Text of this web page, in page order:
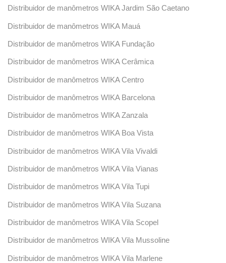
Distribuidor de manômetros WIKA Jardim São Caetano
Distribuidor de manômetros WIKA Mauá
Distribuidor de manômetros WIKA Fundação
Distribuidor de manômetros WIKA Cerâmica
Distribuidor de manômetros WIKA Centro
Distribuidor de manômetros WIKA Barcelona
Distribuidor de manômetros WIKA Zanzala
Distribuidor de manômetros WIKA Boa Vista
Distribuidor de manômetros WIKA Vila Vivaldi
Distribuidor de manômetros WIKA Vila Vianas
Distribuidor de manômetros WIKA Vila Tupi
Distribuidor de manômetros WIKA Vila Suzana
Distribuidor de manômetros WIKA Vila Scopel
Distribuidor de manômetros WIKA Vila Mussoline
Distribuidor de manômetros WIKA Vila Marlene